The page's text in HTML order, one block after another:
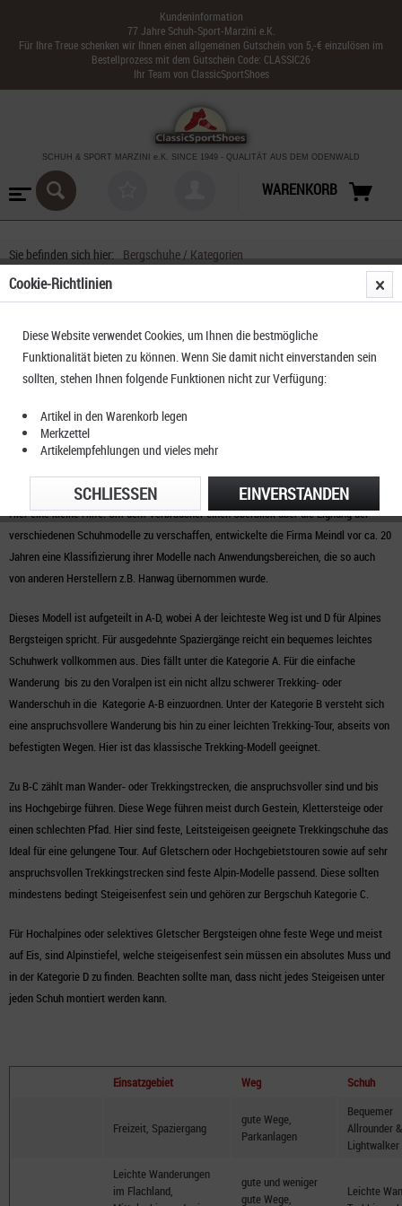
Kundeninformation
77 Jahre Schuh-Sport-Marzini e.K.
Für Ihre Treue schenken wir Ihnen einen allgemeinen Gutschein von 5,-€ einzulösen im
Bestellprozess mit dem Gutschein Code: CLASSIC26
Ihr Team von ClassicSportShoes
SCHUH & SPORT MARZINI e.K. SINCE 1949 - QUALITÄT AUS DEM ODENWALD
WARENKORB
Sie befinden sich hier: Bergschuhe / Kategorien
Bergschuhe / Kategorien
Die richtigen Wander oder Bergschuhe unterteilt in Kategorien- hilfreiche Tipps
Je nach Einsatzgebiet und den persönlichen Bedürfnissen variiert die Auswahl zum
richtigen Schuh. Möchte man lieber eine gemütliche Wanderung auf Bergwegen
unternehmen, benötigt man einen anderen Bergschuh als für eine eventuelle
Trekkingtour oder einen Ausflug ins Hochgebirge.
Hier eine kleine Hilfe: Um dem Verbraucher einen Überblick über die Eignung der
verschiedenen Schuhmodelle zu verschaffen, entwickelte die Firma Meindl vor ca. 20
Jahren eine Klassifizierung ihrer Modelle nach Anwendungsbereichen, die so auch
von anderen Herstellern z.B. Hanwag übernommen wurde.
Dieses Modell ist aufgeteilt in A-D, wobei A der leichteste Weg ist und D für Alpines
Bergsteigen spricht. Für ausgedehnte Spaziergänge reicht ein bequemes leichtes
Schuhwerk vollkommen aus. Dies fällt unter die Kategorie A. Für die einfache
Wanderung bis zu den Voralpen ist ein nicht allzu schwerer Trekking- oder
Wanderschuh in die Kategorie A-B einzuordnen. Unter der Kategorie B versteht sich
eine anspruchsvollere Wanderung bis hin zu einer leichten Trekking-Tour, abseits von
befestigten Wegen. Hier ist das klassische Trekking-Modell geeignet.
Zu B-C zählt man Wander- oder Trekkingstrecken, die anspruchsvoller sind und bis
ins Hochgebirge führen. Diese Wege führen meist durch Gestein, Klettersteige oder
einen schlechten Pfad. Hier sind feste, Leitsteigeisen geeignete Trekkingschuhe das
Ideal für eine gelungene Tour. Auf Gletschern oder Hochgebietstouren sowie auf sehr
anspruchsvollen Trekkingstrecken sind feste Alpin-Modelle passend. Diese sollten
mindestens bedingt Steigeisenfest sein und gehören zur Bergschuh Kategorie C.
Für Hochalpines oder selektives Gletscher Bergsteigen ohne feste Wege und meist
auf Eis, sind Alpinstiefel, welche steigeisenfest sein müssen ein absolutes Muss und
in der Kategorie D zu finden. Beachten sollte man, dass nicht jedes Steigeisen unter
jeden Schuh montiert werden kann.
Einsatzgebiet Weg Schuh
Freizeit, Spaziergang
gute Wege,
Parkanlagen
Bequemer
Allrounder &
Lightwalker
Leichte Wanderungen
im Flachland,
gute und weniger
gute Wege,
Leichte
Cookie-Richtlinien
Diese Website verwendet Cookies, um Ihnen die bestmögliche
Funktionalität bieten zu können. Wenn Sie damit nicht einverstanden sein
sollten, stehen Ihnen folgende Funktionen nicht zur Verfügung:
Artikel in den Warenkorb legen
Merkzettel
Artikelempfehlungen und vieles mehr
EINVERSTANDEN
SCHLIESSEN